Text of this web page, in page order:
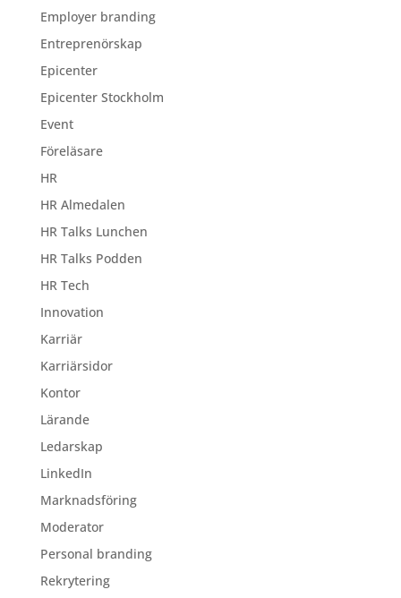
Employer branding
Entreprenörskap
Epicenter
Epicenter Stockholm
Event
Föreläsare
HR
HR Almedalen
HR Talks Lunchen
HR Talks Podden
HR Tech
Innovation
Karriär
Karriärsidor
Kontor
Lärande
Ledarskap
LinkedIn
Marknadsföring
Moderator
Personal branding
Rekrytering